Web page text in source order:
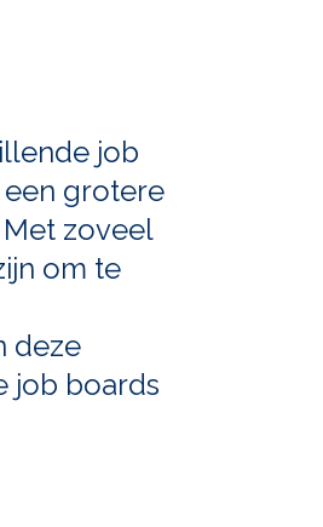
job
een grotere
zoveel
om te
deze
job boards